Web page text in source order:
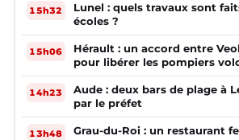
15h32
Lunel : quels travaux sont
écoles ?
15h06
Hérault : un accord entre
pour libérer les pompiers
14h23
Aude : deux bars de plage à
par le préfet
13h48 Grau-du-Roi : un restaurant